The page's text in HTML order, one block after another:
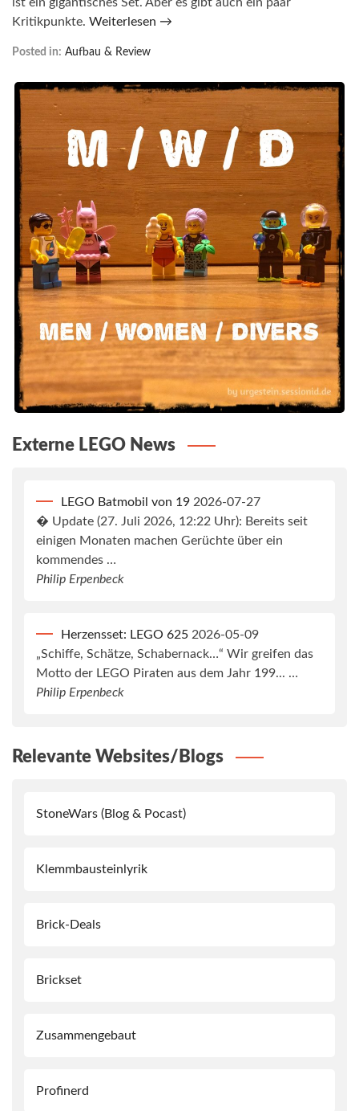
ist ein gigantisches Set. Aber es gibt auch ein paar
Kritikpunkte. Weiterlesen →
Posted in: Aufbau & Review
Externe LEGO News
LEGO Batmobil von 19 2026-07-27
� Update (27. Juli 2026, 12:22 Uhr): Bereits seit
einigen Monaten machen Gerüchte über ein
kommendes …
Philip Erpenbeck
Herzensset: LEGO 625 2026-05-09
„Schiffe, Schätze, Schabernack…“ Wir greifen das
Motto der LEGO Piraten aus dem Jahr 199... …
Philip Erpenbeck
Relevante Websites/Blogs
StoneWars (Blog & Pocast)
Klemmbausteinlyrik
Brick-Deals
Brickset
Zusammengebaut
Profinerd